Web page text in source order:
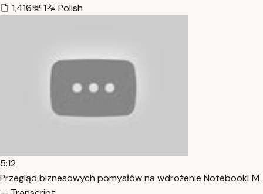
1,416
1 Polish
5:12
Przegląd biznesowych pomysłów na wdrożenie NotebookLM